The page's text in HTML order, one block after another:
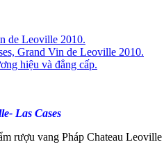
de Leoville 2010.
Grand Vin de Leoville 2010.
hiệu và đẳng cấp.
Las Cases
rượu vang Pháp Chateau